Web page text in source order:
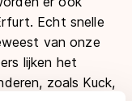
Echt snelle
van onze
lijken het
zoals Kuck,